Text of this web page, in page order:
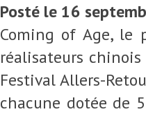
Posté le 16
Coming of Age, le
réalisateurs
Festival Allers-
chacune dotée de